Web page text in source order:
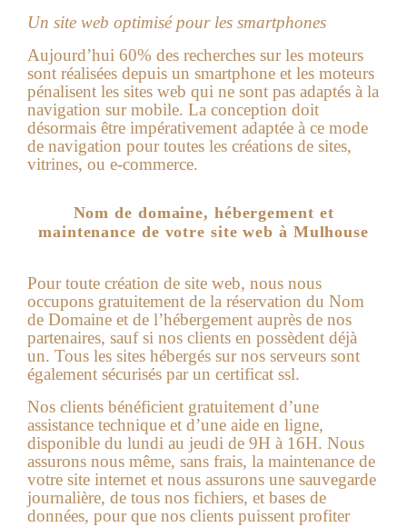
Un site web optimisé pour les smartphones
Aujourd’hui 60% des recherches sur les moteurs
sont réalisées depuis un smartphone et les moteurs
pénalisent les sites web qui ne sont pas adaptés à la
navigation sur mobile. La conception doit
désormais être impérativement adaptée à ce mode
de navigation pour toutes les créations de sites,
vitrines, ou e-commerce.
Nom de domaine, hébergement et
maintenance de votre site web à Mulhouse
Pour toute création de site web, nous nous
occupons gratuitement de la réservation du Nom
de Domaine et de l’hébergement auprès de nos
partenaires, sauf si nos clients en possèdent déjà
un. Tous les sites hébergés sur nos serveurs sont
également sécurisés par un certificat ssl.
Nos clients bénéficient gratuitement d’une
assistance technique et d’une aide en ligne,
disponible du lundi au jeudi de 9H à 16H. Nous
assurons nous même, sans frais, la maintenance de
votre site internet et nous assurons une sauvegarde
journalière, de tous nos fichiers, et bases de
données, pour que nos clients puissent profiter